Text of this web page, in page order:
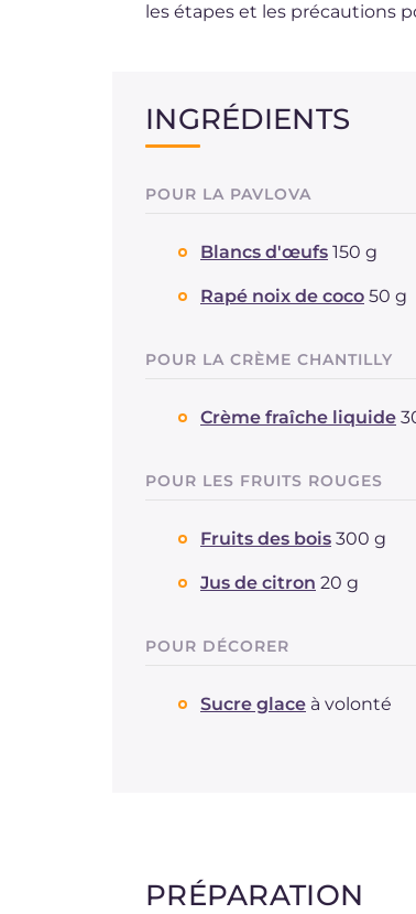
les étapes et les précautions
INGRÉDIENTS
POUR LA PAVLOVA
Blancs d'œufs 150 g
Rapé noix de coco 50 g
POUR LA CRÈME CHANTILLY
Crème fraîche liquide
POUR LES FRUITS ROUGES
Fruits des bois 300 g
Jus de citron 20 g
POUR DÉCORER
Sucre glace à volonté
PRÉPARATION